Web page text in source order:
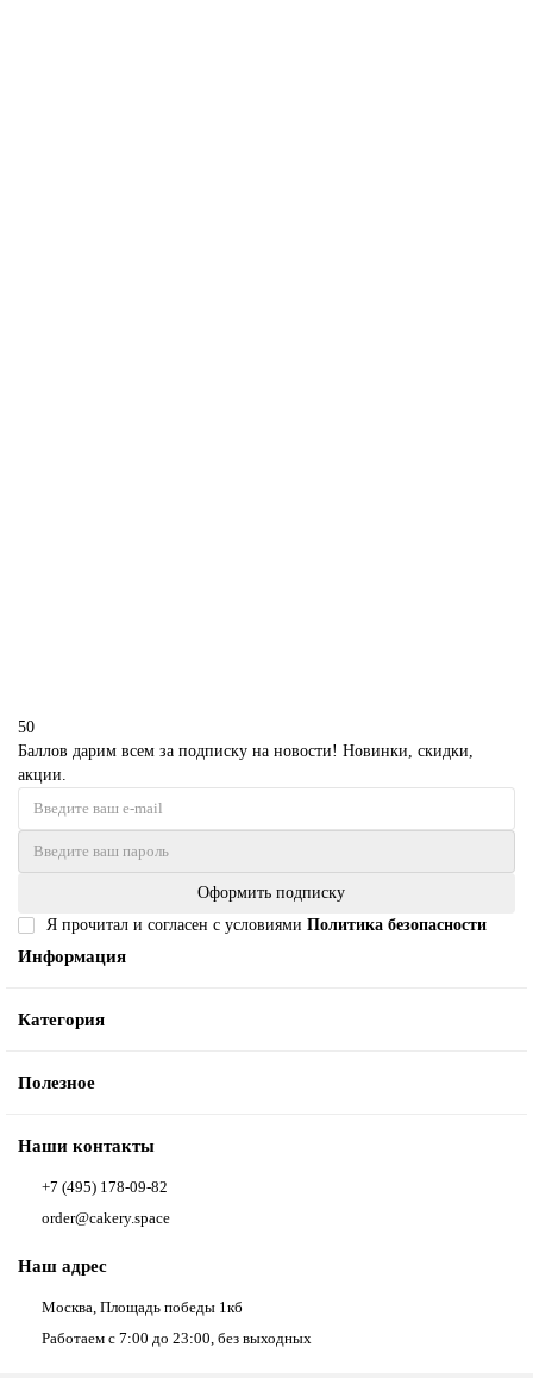
50
Баллов дарим всем за подписку на новости! Новинки, скидки,
акции.
Оформить подписку
Я прочитал и согласен с условиями Политика безопасности
Информация
Категория
Полезное
Наши контакты
+7 (495) 178-09-82
order@cakery.space
Наш адрес
Москва, Площадь победы 1кб
Работаем с 7:00 до 23:00, без выходных